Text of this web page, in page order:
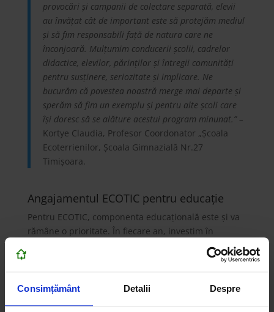
Consimțământ Detalii Despre
provocări și campanii de colectare separată, elevii
au învățat cât de important este să protejăm mediul
și să fim responsabili față de natura care ne
înconjoară. Mulțumim conducerii școlii, cadrelor
didactice, elevilor, părinților și întregii comunități
pentru susținere, seriozitate și implicare. Ne
bucurăm că povestea noastră merge mai departe și
sperăm să fim un exemplu și pentru alte școli care
își doresc să se alăture acestui program minunat.” –
Kortye Claudia, Profesor Coordonator „Școala
Ecoterrienilor, Școala Gimnazială Nr.27
Timișoara.
Angajamentul ECOTIC pentru educație
Pentru ECOTIC, componenta educațională este și va
rămâne o prioritate. În fiecare an, investim în
dezvoltarea de programe, materiale și activități
dedicate copiilor și tinerilor, pentru că știm că
fiecare lecție despre mediu, învățată azi, se traduce
mâine într-un comportament responsabil – fie că